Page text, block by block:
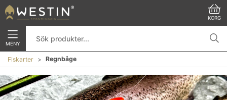
KORG
MENY
Fiskarter Regnbåge